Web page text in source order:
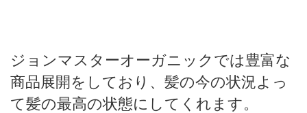
ジョンマスターオーガニックでは豊富な
商品展開をしており、髪の今の状況よっ
て髪の最高の状態にしてくれます。